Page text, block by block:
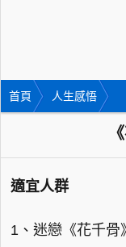
首頁 人生感悟
適宜人群
1、迷戀《花千骨